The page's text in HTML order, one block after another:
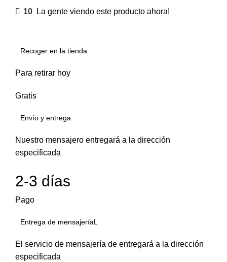
10 La gente viendo este producto ahora!
Recoger en la tienda
Para retirar hoy
Gratis
Envío y entrega
Nuestro mensajero entregará a la dirección
especificada
2-3 días
Pago
Entrega de mensajeríaL
El servicio de mensajería de entregará a la dirección
especificada